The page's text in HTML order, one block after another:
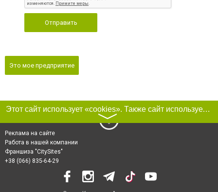
Отправить
Это мое предприятие
Этот сайт использует «cookies». Также сайт использует интернет-сервис для сбора технических данных касательно посетителей с целью получения маркетинговой и статистической информации. Условия обработки данных посетителей сайта см.
〉
Реклама на сайте
Работа в нашей компании
Франшиза "CitySites"
+38 (066) 835-64-29